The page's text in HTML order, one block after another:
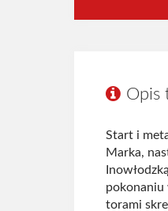
Opis
Start i
Marka,
pokonaniu
torami